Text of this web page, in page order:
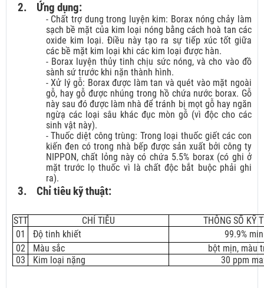
2. Ứng dụng:
- Chất trợ dung trong luyện kim: Borax nóng chảy làm
sạch bề mặt của kim loại nóng bằng cách hoà tan các
oxide kim loại. Điều này tạo ra sự tiếp xúc tốt giữa
các bề mặt kim loại khi các kim loại được hàn.
- Borax luyện thủy tinh chịu sức nóng, và cho vào đồ
sành sứ trước khi nặn thành hình.
- Xử lý gỗ: Borax được làm tan và quét vào mặt ngoài
gỗ, hay gỗ được nhúng trong hồ chứa nước borax. Gỗ
này sau đó được làm nhà để tránh bị mọt gỗ hay ngăn
ngừạ các loại sâu khác đục mòn gỗ (vì độc cho các
sinh vật này).
- Thuốc diệt công trùng: Trong loại thuốc giết các con
kiến đen có trong nhà bếp được sản xuất bởi công ty
NIPPON, chất lỏng này có chứa 5.5% borax (có ghi ở
mặt trước lọ thuốc vì là chất độc bắt buộc phải ghi
ra).
3. Chỉ tiêu kỹ thuật:
STT CHỈ TIÊU
THÔNG SỐ KỸ
01
Độ tinh khiết
99.9% min
02
Màu sắc
bột mịn, màu
03
Kim loại nặng 30 ppm